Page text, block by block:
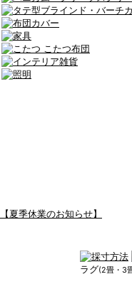
【夏季休業のお知らせ】
ラグ(2畳・3